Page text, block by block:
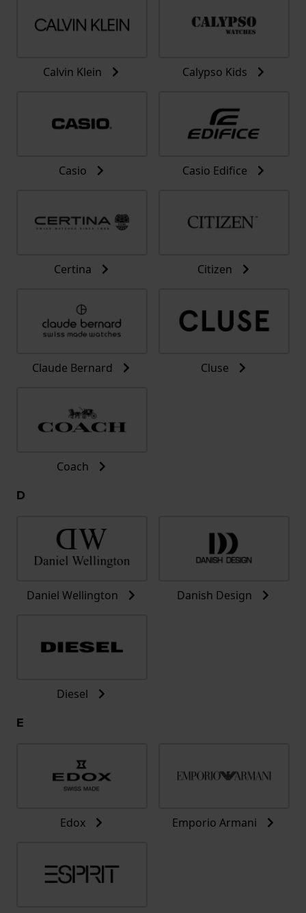
Calvin Klein Calypso Kids
Casio Casio Edifice
Certina Citizen
Claude Bernard Cluse
Coach
D
Daniel Wellington Danish Design
Diesel
E
Edox Emporio Armani